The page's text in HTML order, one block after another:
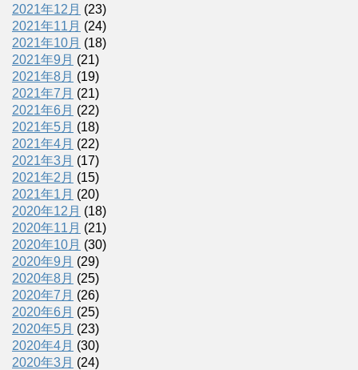
2021年12月 (23)
2021年11月 (24)
2021年10月 (18)
2021年9月 (21)
2021年8月 (19)
2021年7月 (21)
2021年6月 (22)
2021年5月 (18)
2021年4月 (22)
2021年3月 (17)
2021年2月 (15)
2021年1月 (20)
2020年12月 (18)
2020年11月 (21)
2020年10月 (30)
2020年9月 (29)
2020年8月 (25)
2020年7月 (26)
2020年6月 (25)
2020年5月 (23)
2020年4月 (30)
2020年3月 (24)